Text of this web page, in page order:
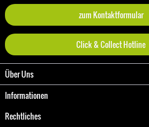
zum Kontaktformular
Click & Collect Hotline
Über Uns
Informationen
Rechtliches